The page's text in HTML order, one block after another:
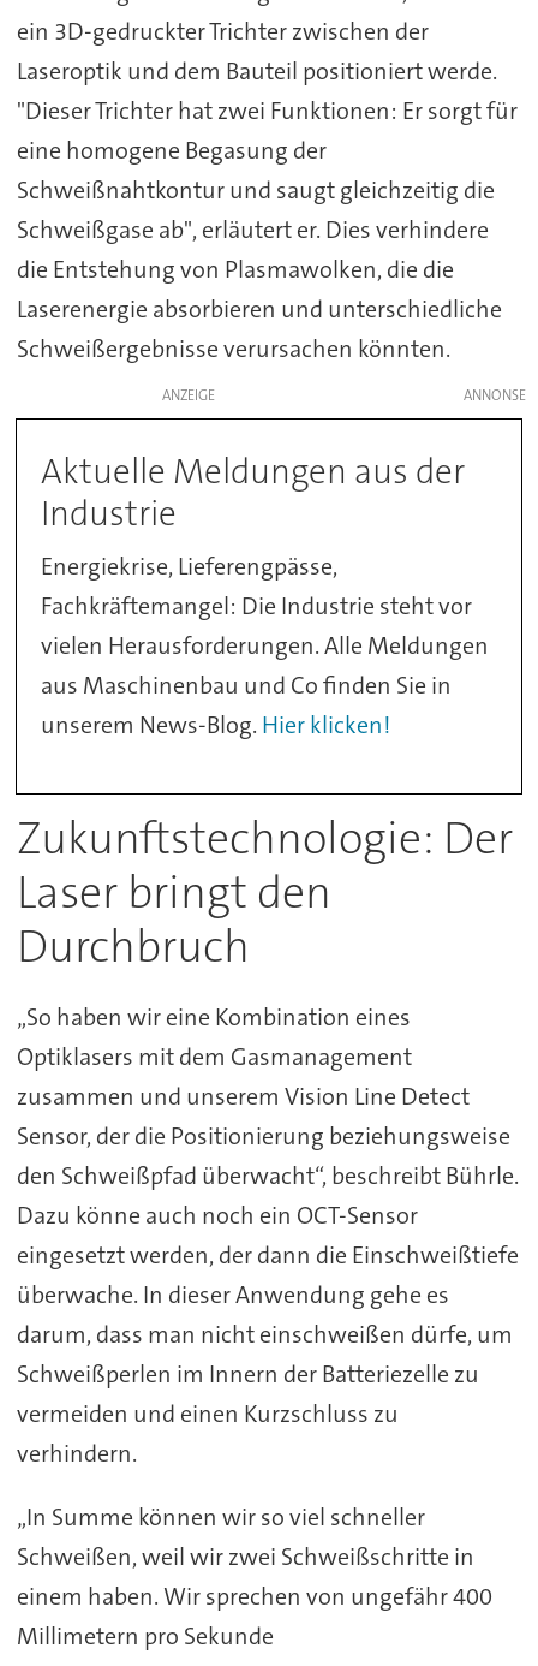
ein 3D-gedruckter Trichter zwischen der
Laseroptik und dem Bauteil positioniert werde.
"Dieser Trichter hat zwei Funktionen: Er sorgt für
eine homogene Begasung der
Schweißnahtkontur und saugt gleichzeitig die
Schweißgase ab", erläutert er. Dies verhindere
die Entstehung von Plasmawolken, die die
Laserenergie absorbieren und unterschiedliche
Schweißergebnisse verursachen könnten.
ANZEIGE
Aktuelle Meldungen aus der
Industrie
Energiekrise, Lieferengpässe,
Fachkräftemangel: Die Industrie steht vor
vielen Herausforderungen. Alle Meldungen
aus Maschinenbau und Co finden Sie in
unserem News-Blog. Hier klicken!
Zukunftstechnologie: Der
Laser bringt den
Durchbruch
„So haben wir eine Kombination eines
Optiklasers mit dem Gasmanagement
zusammen und unserem Vision Line Detect
Sensor, der die Positionierung beziehungsweise
den Schweißpfad überwacht“, beschreibt Bührle.
Dazu könne auch noch ein OCT-Sensor
eingesetzt werden, der dann die Einschweißtiefe
überwache. In dieser Anwendung gehe es
darum, dass man nicht einschweißen dürfe, um
Schweißperlen im Innern der Batteriezelle zu
vermeiden und einen Kurzschluss zu
verhindern.
„In Summe können wir so viel schneller
Schweißen, weil wir zwei Schweißschritte in
einem haben. Wir sprechen von ungefähr 400
Millimetern pro Sekunde